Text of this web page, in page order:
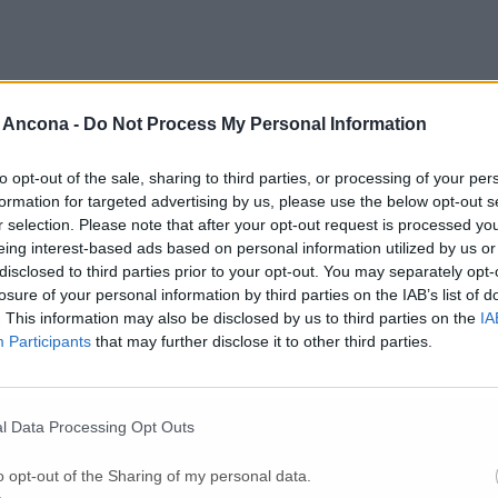
- Do Not Process My Personal Information
opt-out of the sale, sharing to third parties, or processing of your
for targeted advertising by us, please use the below opt-out
selection. Please note that after your opt-out request is processed
interest-based ads based on personal information utilized by us
to third parties prior to your opt-out. You may separately
of your personal information by third parties on the IAB’s list of
This information may also be disclosed by us to third parties on the
Participants that may further disclose it to other third parties.
Data Processing Opt Outs
opt-out of the Sharing of my personal data.
immobili inagibili e altri 18 sfollati
sociali per gli sfollati
un agente della penitenziaria per
Corridoni: transennata l’area
edifici, nessuna situazione grave»